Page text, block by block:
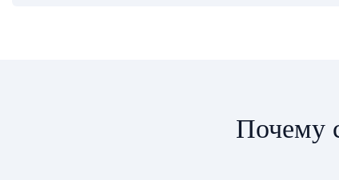
Почему